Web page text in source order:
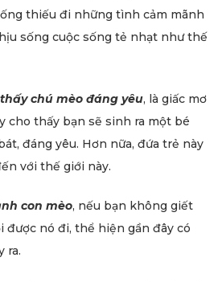
thiếu đi những tình cảm mãnh
sống cuộc sống tẻ nhạt như thế
chú mèo đáng yêu, là giấc mơ
cho thấy bạn sẽ sinh ra một bé
đáng yêu. Hơn nữa, đứa trẻ này
với thế giới này.
con mèo, nếu bạn không giết
được nó đi, thể hiện gần đây có
ra.